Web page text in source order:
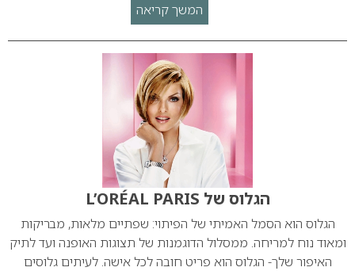
המשך קריאה
הגלוס של L’ORÉAL PARIS
הגלוס הוא הסמל האמיתי של הפיתוי: שפתיים מלאות, מבריקות
ומאוד נוח למריחה. ממסלול הדוגמנות של תצוגות האופנה ועד לתיק
האיפור שלך- הגלוס הוא פריט חובה לכל אישה. לעיתים גלוסים